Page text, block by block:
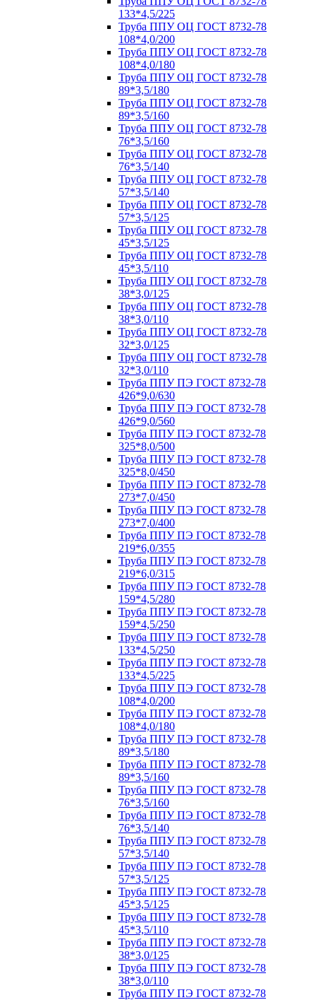
133*4,5/225
Труба ППУ ОЦ ГОСТ 8732-78
108*4,0/200
Труба ППУ ОЦ ГОСТ 8732-78
108*4,0/180
Труба ППУ ОЦ ГОСТ 8732-78
89*3,5/180
Труба ППУ ОЦ ГОСТ 8732-78
89*3,5/160
Труба ППУ ОЦ ГОСТ 8732-78
76*3,5/160
Труба ППУ ОЦ ГОСТ 8732-78
76*3,5/140
Труба ППУ ОЦ ГОСТ 8732-78
57*3,5/140
Труба ППУ ОЦ ГОСТ 8732-78
57*3,5/125
Труба ППУ ОЦ ГОСТ 8732-78
45*3,5/125
Труба ППУ ОЦ ГОСТ 8732-78
45*3,5/110
Труба ППУ ОЦ ГОСТ 8732-78
38*3,0/125
Труба ППУ ОЦ ГОСТ 8732-78
38*3,0/110
Труба ППУ ОЦ ГОСТ 8732-78
32*3,0/125
Труба ППУ ОЦ ГОСТ 8732-78
32*3,0/110
Труба ППУ ПЭ ГОСТ 8732-78
426*9,0/630
Труба ППУ ПЭ ГОСТ 8732-78
426*9,0/560
Труба ППУ ПЭ ГОСТ 8732-78
325*8,0/500
Труба ППУ ПЭ ГОСТ 8732-78
325*8,0/450
Труба ППУ ПЭ ГОСТ 8732-78
273*7,0/450
Труба ППУ ПЭ ГОСТ 8732-78
273*7,0/400
Труба ППУ ПЭ ГОСТ 8732-78
219*6,0/355
Труба ППУ ПЭ ГОСТ 8732-78
219*6,0/315
Труба ППУ ПЭ ГОСТ 8732-78
159*4,5/280
Труба ППУ ПЭ ГОСТ 8732-78
159*4,5/250
Труба ППУ ПЭ ГОСТ 8732-78
133*4,5/250
Труба ППУ ПЭ ГОСТ 8732-78
133*4,5/225
Труба ППУ ПЭ ГОСТ 8732-78
108*4,0/200
Труба ППУ ПЭ ГОСТ 8732-78
108*4,0/180
Труба ППУ ПЭ ГОСТ 8732-78
89*3,5/180
Труба ППУ ПЭ ГОСТ 8732-78
89*3,5/160
Труба ППУ ПЭ ГОСТ 8732-78
76*3,5/160
Труба ППУ ПЭ ГОСТ 8732-78
76*3,5/140
Труба ППУ ПЭ ГОСТ 8732-78
57*3,5/140
Труба ППУ ПЭ ГОСТ 8732-78
57*3,5/125
Труба ППУ ПЭ ГОСТ 8732-78
45*3,5/125
Труба ППУ ПЭ ГОСТ 8732-78
45*3,5/110
Труба ППУ ПЭ ГОСТ 8732-78
38*3,0/125
Труба ППУ ПЭ ГОСТ 8732-78
38*3,0/110
Труба ППУ ПЭ ГОСТ 8732-78